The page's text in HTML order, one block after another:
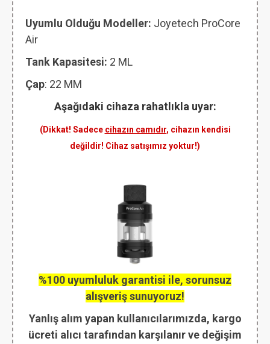
Uyumlu Olduğu Modeller: Joyetech ProCore
Air
Tank Kapasitesi: 2 ML
Çap: 22 MM
Aşağıdaki cihaza rahatlıkla uyar:
(Dikkat! Sadece cihazın camıdır, cihazın kendisi
değildir! Cihaz satışımız yoktur!)
%100 uyumluluk garantisi ile, sorunsuz
alışveriş sunuyoruz!
Yanlış alım yapan kullanıcılarımızda, kargo
ücreti alıcı tarafından karşılanır ve değişim